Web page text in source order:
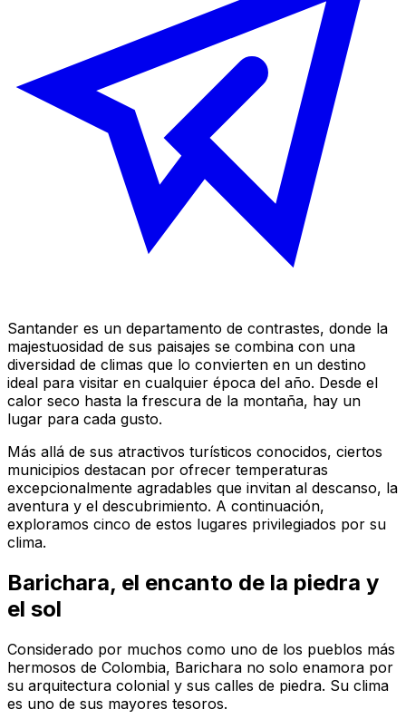
Santander es un departamento de contrastes, donde la
majestuosidad de sus paisajes se combina con una
diversidad de climas que lo convierten en un destino
ideal para visitar en cualquier época del año. Desde el
calor seco hasta la frescura de la montaña, hay un
lugar para cada gusto.
Más allá de sus atractivos turísticos conocidos, ciertos
municipios destacan por ofrecer temperaturas
excepcionalmente agradables que invitan al descanso, la
aventura y el descubrimiento. A continuación,
exploramos cinco de estos lugares privilegiados por su
clima.
Barichara, el encanto de la piedra y
el sol
Considerado por muchos como uno de los pueblos más
hermosos de Colombia, Barichara no solo enamora por
su arquitectura colonial y sus calles de piedra. Su clima
es uno de sus mayores tesoros.